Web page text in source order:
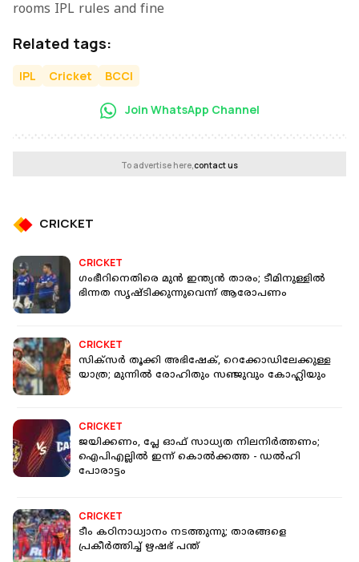
rooms IPL rules and fine
Related tags:
IPL Cricket BCCI
Join WhatsApp Channel
To advertise here,contact us
CRICKET
CRICKET
ഗംഭീറിനെതിരെ മുന്‍ ഇന്ത്യന്‍ താരം; ടീമിനുള്ളില്‍
ഭിന്നത സൃഷ്ടിക്കുന്നുവെന്ന് ആരോപണം
CRICKET
സിക്‌സര്‍ തൂക്കി അഭിഷേക്, റെക്കോഡിലേക്കുള്ള
യാത്ര; മുന്നില്‍ രോഹിതും സഞ്ജുവും കോഹ്ലിയും
CRICKET
ജയിക്കണം, പ്ലേ ഓഫ് സാധ്യത നിലനിർത്തണം;
ഐപിഎല്ലിൽ ഇന്ന് കൊൽക്കത്ത - ഡൽഹി
പോരാട്ടം
CRICKET
ടീം കഠിനാധ്വാനം നടത്തുന്നു; താരങ്ങളെ
പ്രകീര്‍ത്തിച്ച് ഋഷഭ് പന്ത്